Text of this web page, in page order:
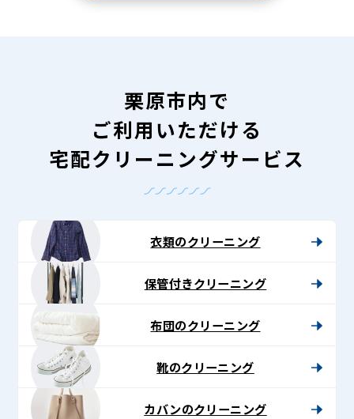
栗原市内で
ご利用いただける
宅配クリーニングサービス
衣類のクリーニング
保管付きクリーニング
布団のクリーニング
靴のクリーニング
カバンのクリーニング